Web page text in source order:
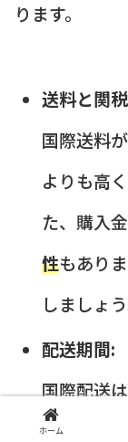
ります。
送料と関
国際送料
よりも高
た、購入
性もあり
しましょう
配送期間:
国際配送
かかるこ
ホーム